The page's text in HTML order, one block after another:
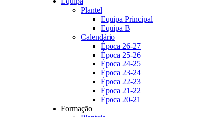
Plantel
Equipa Principal
Equipa B
Calendário
Época 26-27
Época 25-26
Época 24-25
Época 23-24
Época 22-23
Época 21-22
Época 20-21
Formação